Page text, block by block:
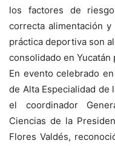
los factores de
correcta alimentación
práctica deportiva son
consolidado en Yucatán
En evento celebrado
de Alta Especialidad de
el coordinador
Ciencias de la
Flores Valdés,